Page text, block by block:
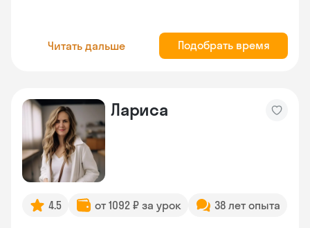
Читать дальше Подобрать время
Лариса
4.5 от 1092 ₽ за урок 38 лет опыта